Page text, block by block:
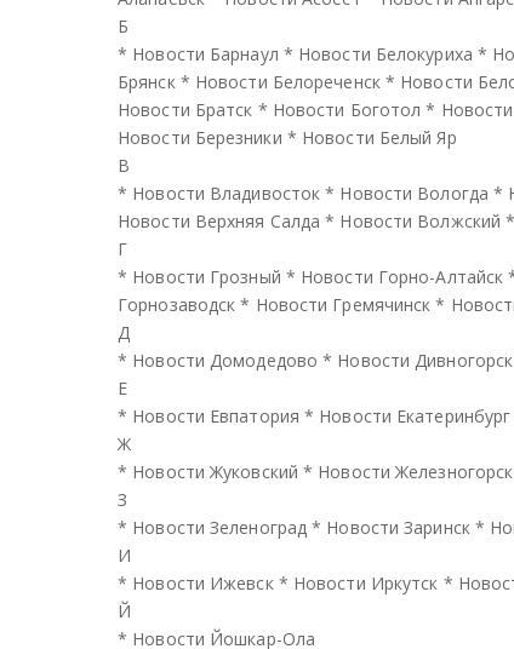
Б
* Новости Барнаул * Новости Белокуриха *
Брянск* Новости Белореченск* Новости
Новости Братск * Новости Боготол *
Новости Березники * Новости Белый Яр
В
* Новости Владивосток * Новости Вологда *
Новости Верхняя Салда * Новости Волжский *
Г
* Новости Грозный * Новости Горно-Алтайск
Горнозаводск * Новости Гремячинск *
Д
* Новости Домодедово * Новости Дивногорск
Е
* Новости Евпатория * Новости Екатеринбург
Ж
* Новости Жуковский * Новости Железногорск
З
* Новости Зеленоград * Новости Заринск*
И
* Новости Ижевск* Новости Иркутск *
Й
* Новости Йошкар-Ола